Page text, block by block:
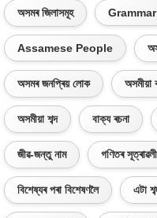
অসমৰ জিলাসমূহ Grammar
Assamese People
অসমৰ জনপ্ৰিয় লোক অসমীয়া
অসমীয়া শব্দ বাক্য ৰচনা
জীৱ-জন্তু নাম গণিতৰ সূত্ৰাৱলী
বিশেষ্যৰ পৰা বিশেষণলৈ এটা